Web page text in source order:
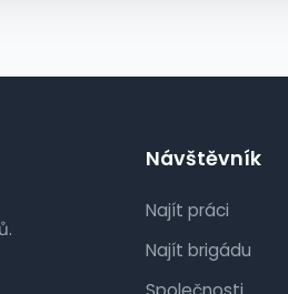
Návštěvník
Najít práci
Najít brigádu